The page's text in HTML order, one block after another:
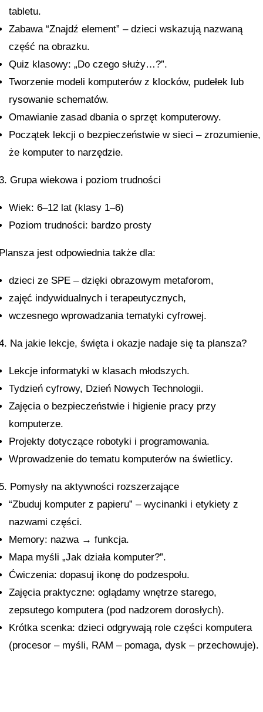
tabletu.
Zabawa “Znajdź element” – dzieci wskazują nazwaną
część na obrazku.
Quiz klasowy: „Do czego służy…?”.
Tworzenie modeli komputerów z klocków, pudełek lub
rysowanie schematów.
Omawianie zasad dbania o sprzęt komputerowy.
Początek lekcji o bezpieczeństwie w sieci – zrozumienie,
że komputer to narzędzie.
Grupa wiekowa i poziom trudności
Wiek: 6–12 lat (klasy 1–6)
Poziom trudności: bardzo prosty
jest odpowiednia także dla:
dzieci ze SPE – dzięki obrazowym metaforom,
zajęć indywidualnych i terapeutycznych,
wczesnego wprowadzania tematyki cyfrowej.
Na jakie lekcje, święta i okazje nadaje się ta plansza?
Lekcje informatyki w klasach młodszych.
Tydzień cyfrowy, Dzień Nowych Technologii.
Zajęcia o bezpieczeństwie i higienie pracy przy
komputerze.
Projekty dotyczące robotyki i programowania.
Wprowadzenie do tematu komputerów na świetlicy.
Pomysły na aktywności rozszerzające
“Zbuduj komputer z papieru” – wycinanki i etykiety z
nazwami części.
Memory: nazwa → funkcja.
Mapa myśli „Jak działa komputer?”.
Ćwiczenia: dopasuj ikonę do podzespołu.
Zajęcia praktyczne: oglądamy wnętrze starego,
zepsutego komputera (pod nadzorem dorosłych).
Krótka scenka: dzieci odgrywają role części komputera
(procesor – myśli, RAM – pomaga, dysk – przechowuje).